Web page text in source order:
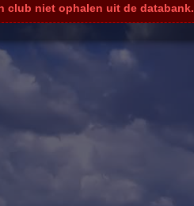
club niet ophalen uit de databank.